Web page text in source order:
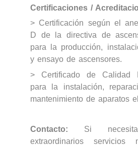
Certificaciones /
> Certificación según el
D de la directiva de
para la producción,
y ensayo de ascensores.
> Certificado de Calidad
para la instalación,
mantenimiento de aparatos
Contacto: Si
extraordinarios